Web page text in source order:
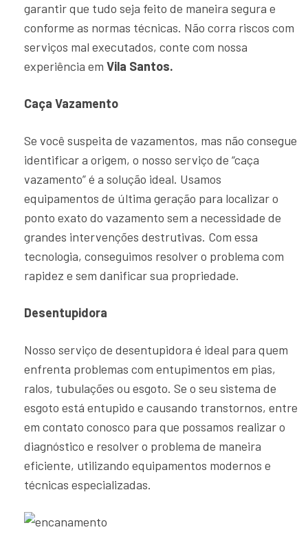
garantir que tudo seja feito de maneira segura e
conforme as normas técnicas. Não corra riscos com
serviços mal executados, conte com nossa
experiência em Vila Santos.
Caça Vazamento
Se você suspeita de vazamentos, mas não consegue
identificar a origem, o nosso serviço de “caça
vazamento” é a solução ideal. Usamos
equipamentos de última geração para localizar o
ponto exato do vazamento sem a necessidade de
grandes intervenções destrutivas. Com essa
tecnologia, conseguimos resolver o problema com
rapidez e sem danificar sua propriedade.
Desentupidora
Nosso serviço de desentupidora é ideal para quem
enfrenta problemas com entupimentos em pias,
ralos, tubulações ou esgoto. Se o seu sistema de
esgoto está entupido e causando transtornos, entre
em contato conosco para que possamos realizar o
diagnóstico e resolver o problema de maneira
eficiente, utilizando equipamentos modernos e
técnicas especializadas.